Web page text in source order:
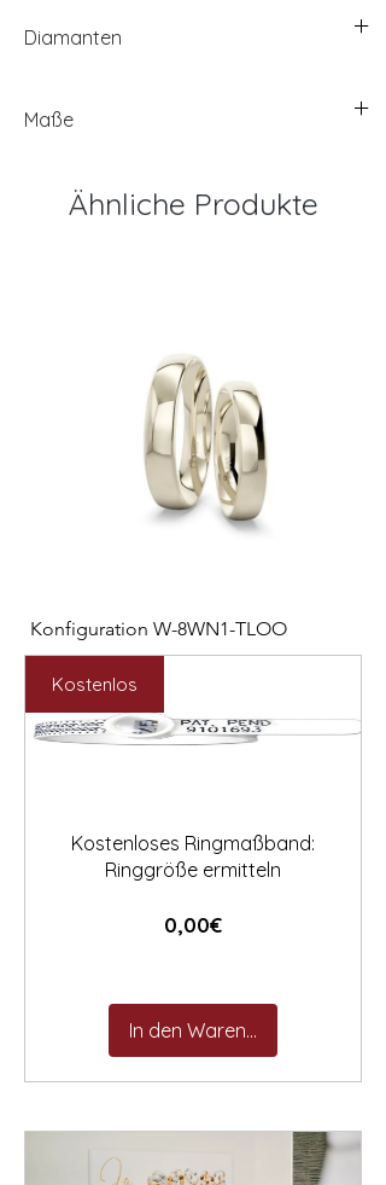
Diamanten
Maße
Ähnliche Produkte
Konfiguration W-8WN1-TLOO
Preis
2.547,00 €
Preis
Kostenlos
Kostenloses Ringmaßband:
Ringgröße ermitteln
0,00€Preis
In den Warenkorb